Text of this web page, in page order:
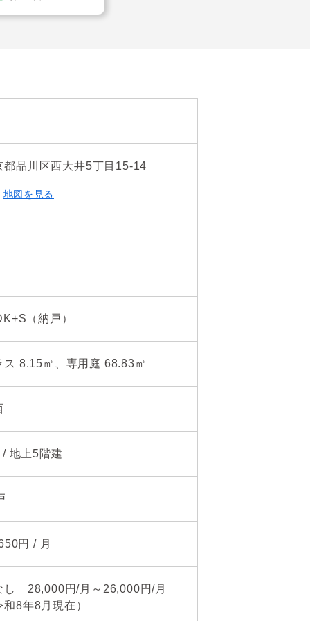
。（使用料：2060円／
都品川区西大井5丁目15-14
地図を見る
（納戸）
ス 8.15㎡、専用庭 68.83㎡
/ 地上5階建
円 / 月
し 28,000円/月～26,000円/月
和8年8月現在）